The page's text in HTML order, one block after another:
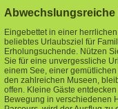
Abwechslungsreiche
Eingebettet in einer
beliebtes Urlaubsziel für
Erholungsuchende. Nützen
Sie für eine unvergessliche
einem See, einer
den zahlreichen Museen,
offen. Kleine Gäste
Bewegung in verschiedenen